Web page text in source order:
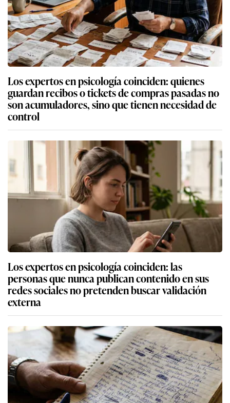
Los expertos en psicología coinciden: quienes
guardan recibos o tickets de compras pasadas no
son acumuladores, sino que tienen necesidad de
control
Los expertos en psicología coinciden: las
personas que nunca publican contenido en sus
redes sociales no pretenden buscar validación
externa